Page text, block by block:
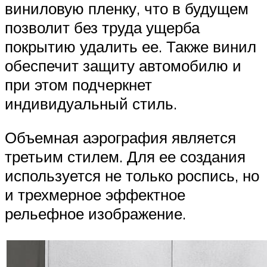
виниловую пленку, что в будущем
позволит без труда ущерба
покрытию удалить ее. Также винил
обеспечит защиту автомобилю и
при этом подчеркнет
индивидуальный стиль.
Объемная аэрография является
третьим стилем. Для ее создания
используется не только роспись, но
и трехмерное эффектное
рельефное изображение.